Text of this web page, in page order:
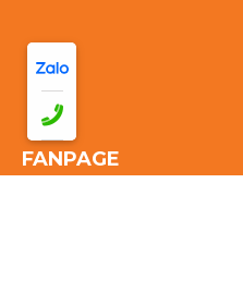
FANPAGE